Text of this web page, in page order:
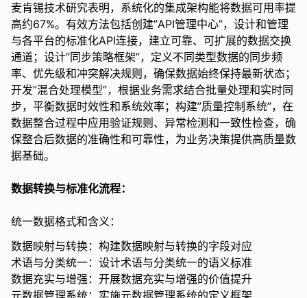
麦肯锡技术研究表明，系统化的集成架构能将数据可用率提
高约67%。有效方法包括创建”API管理中心”，设计和管理
与各平台的标准化API连接，建立可靠、可扩展的数据交换
通道；设计”同步策略框架”，定义不同类型数据的同步频
率、优先级和冲突解决规则，确保数据始终保持最新状态；
开发”混合处理模型”，根据业务需求结合批量处理和实时同
步，平衡数据时效性和系统效率；构建”质量控制系统”，在
数据整合过程中应用验证规则、异常检测和一致性检查，确
保整合后数据的准确性和可靠性，为业务决策提供高质量数
据基础。
数据转换与标准化流程：
统一数据格式和含义：
数据映射与转换：构建数据映射与转换的字段对应
术语与分类统一：设计术语与分类统一的语义标准
数据充实与增强：开展数据充实与增强的价值提升